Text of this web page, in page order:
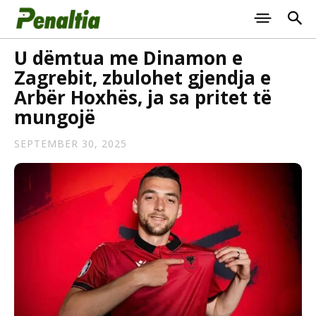
U dëmtua me Dinamon e
Zagrebit, zbulohet gjendja e
Arbër Hoxhës, ja sa pritet të
mungojë
SEPTEMBER 30, 2025